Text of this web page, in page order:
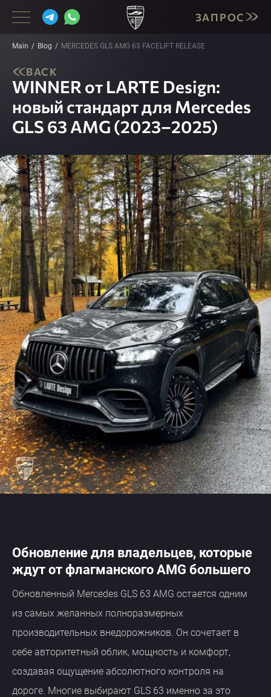
BMW
MERCEDES
LAMBORGHINI
CADILLAC
INFINITI
CORVETTE
MASERATI
TESLA
BENTLEY
ЗАПРОС
Main Blog MERCEDES GLS AMG 63 FACELIFT RELEASE
BACK
WINNER от LARTE Design:
новый стандарт для Mercedes
GLS 63 AMG (2023–2025)
Обновление для владельцев, которые
ждут от флагманского AMG большего
Обновленный Mercedes GLS 63 AMG остается одним
из самых желанных полноразмерных
производительных внедорожников. Он сочетает в
себе авторитетный облик, мощность и комфорт,
создавая ощущение абсолютного контроля на
дороге. Многие выбирают GLS 63 именно за это